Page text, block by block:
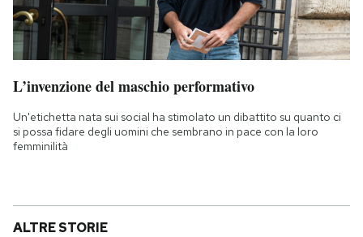
L’invenzione del maschio performativo
Un'etichetta nata sui social ha stimolato un dibattito su quanto ci
si possa fidare degli uomini che sembrano in pace con la loro
femminilità
ALTRE STORIE